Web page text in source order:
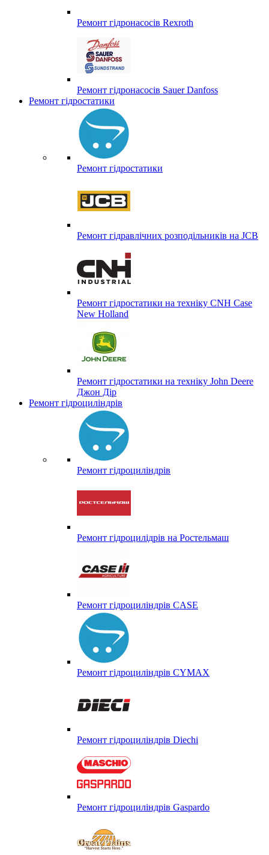
Ремонт гідронасосів Rexroth
Ремонт гідронасосів Sauer Danfoss
Ремонт гідростатики
Ремонт гідростатики
Ремонт гідравлічних розподільників на JCB
Ремонт гідростатики на техніку CNH Case
New Holland
Ремонт гідростатики на техніку John Deere
Джон Дір
Ремонт гідроциліндрів
Ремонт гідроциліндрів
Ремонт гідроцилідрів на Ростельмаш
Ремонт гідроциліндрів CASE
Ремонт гідроциліндрів CYMAX
Ремонт гідроциліндрів Diechi
Ремонт гідроциліндрів Gaspardo